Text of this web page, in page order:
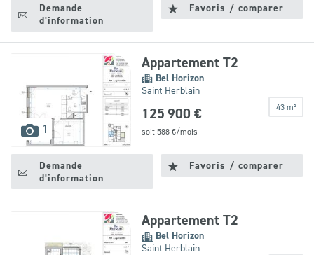
Demande
d'information
Favoris / comparer
1 images
disponibles
Appartement T2
Bel Horizon
Saint Herblain
43 m²
125 900 €
soit 588€/mois
Demande
d'information
Favoris / comparer
Appartement T2
Bel Horizon
Saint Herblain